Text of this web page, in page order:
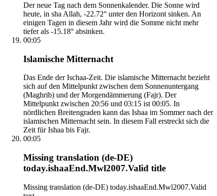
Der neue Tag nach dem Sonnenkalender. Die Sonne wird
heute, in sha Allah, -22.72° unter den Horizont sinken. An
einigen Tagen in diesem Jahr wird die Somme nicht mehr
tiefer als -15.18° absinken.
00:05
Islamische Mitternacht
Das Ende der Ischaa-Zeit. Die islamische Mitternacht bezieht
sich auf den Mittelpunkt zwischen dem Sonnenuntergang
(Maghrib) und der Morgendämmerung (Fajr). Der
Mittelpunkt zwischen 20:56 und 03:15 ist 00:05. In
nördlichen Breitengraden kann das Ishaa im Sommer nach der
islamischen Mitternacht sein. In diesem Fall erstreckt sich die
Zeit für Ishaa bis Fajr.
00:05
Missing translation (de-DE)
today.ishaaEnd.Mwl2007.Valid title
Missing translation (de-DE) today.ishaaEnd.Mwl2007.Valid